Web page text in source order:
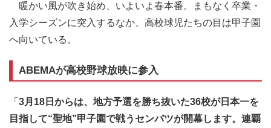
暖かい風が吹き始め、いよいよ春本番。まもなく卒業・
入学シーズンに突入するなか、高校球児たちの目は甲子園
へ向いている。
ABEMAが高校野球放映に参入
「 3月18日からは、地方予選を勝ち抜いた36校が日本一を
目指して“聖地”甲子園で戦うセンバツが開幕します。連覇